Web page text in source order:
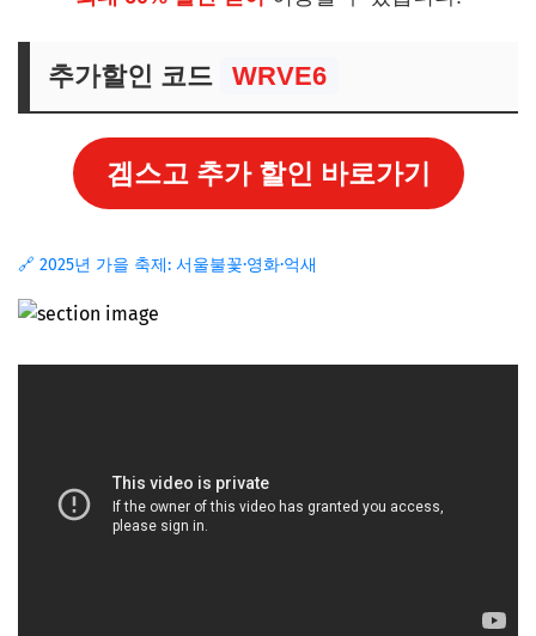
추가할인 코드 WRVE6
겜스고 추가 할인 바로가기
🔗 2025년 가을 축제: 서울불꽃·영화·억새